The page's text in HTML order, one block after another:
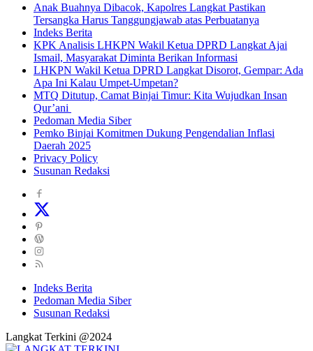
Anak Buahnya Dibacok, Kapolres Langkat Pastikan
Tersangka Harus Tanggungjawab atas Perbuatanya
Indeks Berita
KPK Analisis LHKPN Wakil Ketua DPRD Langkat Ajai
Ismail, Masyarakat Diminta Berikan Informasi
LHKPN Wakil Ketua DPRD Langkat Disorot, Gempar: Ada
Apa Ini Kalau Umpet-Umpetan?
MTQ Ditutup, Camat Binjai Timur: Kita Wujudkan Insan
Qur’ani
Pedoman Media Siber
Pemko Binjai Komitmen Dukung Pengendalian Inflasi
Daerah 2025
Privacy Policy
Susunan Redaksi
Indeks Berita
Pedoman Media Siber
Susunan Redaksi
Langkat Terkini @2024